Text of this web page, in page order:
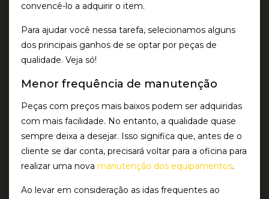
convencê-lo a adquirir o item.
Para ajudar você nessa tarefa, selecionamos alguns
dos principais ganhos de se optar por peças de
qualidade. Veja só!
Menor frequência de manutenção
Peças com preços mais baixos podem ser adquiridas
com mais facilidade. No entanto, a qualidade quase
sempre deixa a desejar. Isso significa que, antes de o
cliente se dar conta, precisará voltar para a oficina para
realizar uma nova manutenção dos equipamentos.
Ao levar em consideração as idas frequentes ao